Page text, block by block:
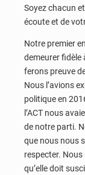
Soyez chacun
écoute et de
Notre premier
demeurer fidèle
ferons preuve
Nous l’avions
politique en
l’ACT nous
de notre parti.
que nous nous
respecter.
qu’elle doit